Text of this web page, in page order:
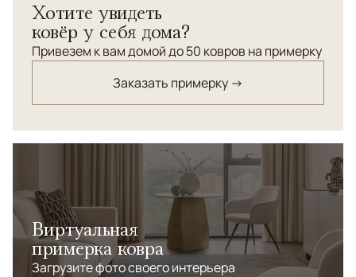
Хотите увидеть
ковёр у себя дома?
Привезем к вам домой до 50 ковров на примерку
Заказать примерку →
Виртуальная
примерка ковра
Загрузите фото своего интерьера